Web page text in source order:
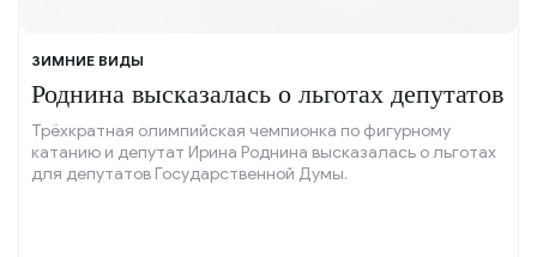
ЗИМНИЕ ВИДЫ
Роднина высказалась о льготах депутатов
Трёхкратная олимпийская чемпионка по фигурному
катанию и депутат Ирина Роднина высказалась о льготах
для депутатов Государственной Думы.